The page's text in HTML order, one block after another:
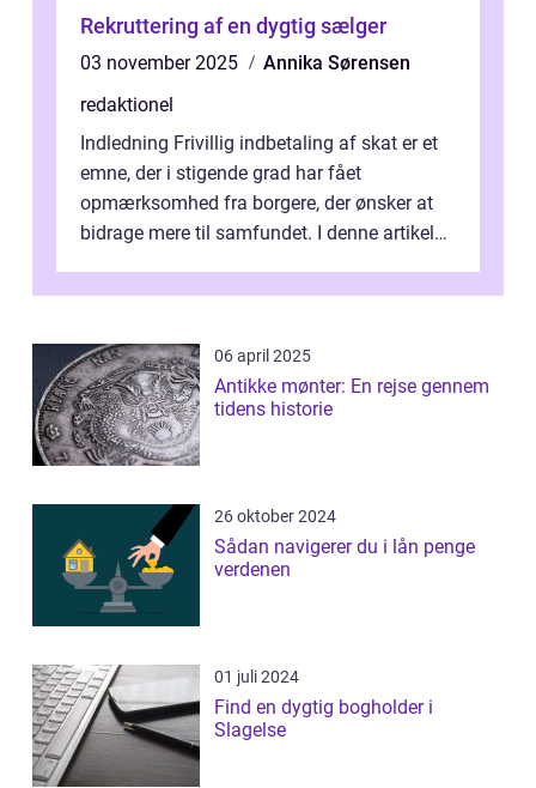
Rekruttering af en dygtig sælger
03 november 2025
Annika Sørensen
redaktionel
Indledning Frivillig indbetaling af skat er et
emne, der i stigende grad har fået
opmærksomhed fra borgere, der ønsker at
bidrage mere til samfundet. I denne artikel
06 april 2025
Antikke mønter: En rejse gennem
tidens historie
26 oktober 2024
Sådan navigerer du i lån penge
verdenen
01 juli 2024
Find en dygtig bogholder i
Slagelse